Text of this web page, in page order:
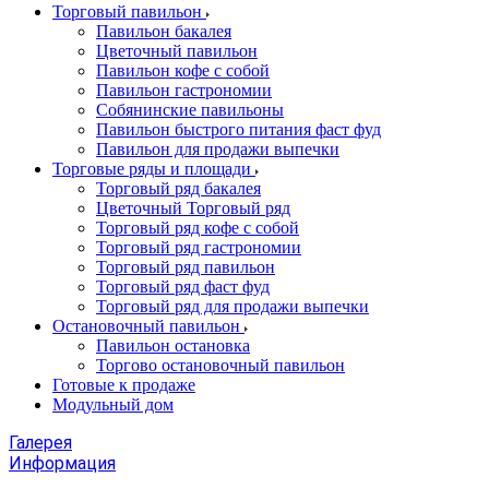
Торговый павильон
Павильон бакалея
Цветочный павильон
Павильон кофе с собой
Павильон гастрономии
Собянинские павильоны
Павильон быстрого питания фаст фуд
Павильон для продажи выпечки
Торговые ряды и площади
Торговый ряд бакалея
Цветочный Торговый ряд
Торговый ряд кофе с собой
Торговый ряд гастрономии
Торговый ряд павильон
Торговый ряд фаст фуд
Торговый ряд для продажи выпечки
Остановочный павильон
Павильон остановка
Торгово остановочный павильон
Готовые к продаже
Модульный дом
Галерея
Информация